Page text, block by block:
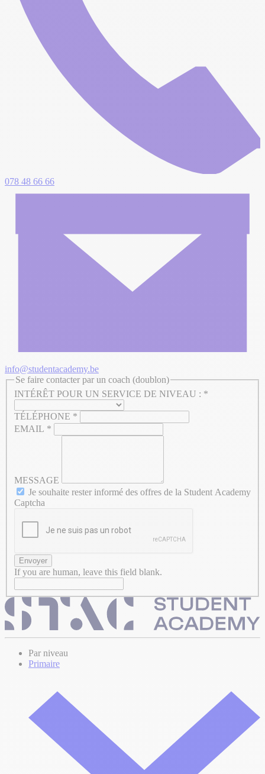
078 48 66 66
info@studentacademy.be
Se faire contacter par un coach (doublon)
INTÉRÊT POUR UN SERVICE DE NIVEAU : *
TÉLÉPHONE *
EMAIL *
MESSAGE
Je souhaite rester informé des offres de la Student Academy
Captcha
Envoyer
If you are human, leave this field blank.
Par niveau
Primaire